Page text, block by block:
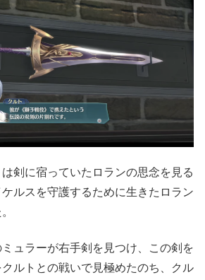
剣に宿っていたロランの思念を見る
ルスを守護するために生きたロラン
ュラーが右手剣を見つけ、この剣を
ルトとの戦いで見極めたのち、クル